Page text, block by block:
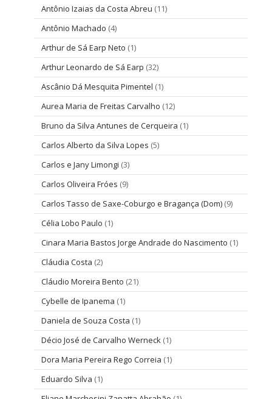
Antônio Izaias da Costa Abreu (11)
Antônio Machado (4)
Arthur de Sá Earp Neto (1)
Arthur Leonardo de Sá Earp (32)
Ascânio Dá Mesquita Pimentel (1)
Aurea Maria de Freitas Carvalho (12)
Bruno da Silva Antunes de Cerqueira (1)
Carlos Alberto da Silva Lopes (5)
Carlos e Jany Limongi (3)
Carlos Oliveira Fróes (9)
Carlos Tasso de Saxe-Coburgo e Bragança (Dom) (9)
Célia Lobo Paulo (1)
Cinara Maria Bastos Jorge Andrade do Nascimento (1)
Cláudia Costa (2)
Cláudio Moreira Bento (21)
Cybelle de Ipanema (1)
Daniela de Souza Costa (1)
Décio José de Carvalho Werneck (1)
Dora Maria Pereira Rego Correia (1)
Eduardo Silva (1)